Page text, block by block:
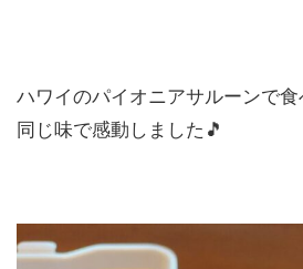
ハワイのパイオニアサルーンで
同じ味で感動しました🎵